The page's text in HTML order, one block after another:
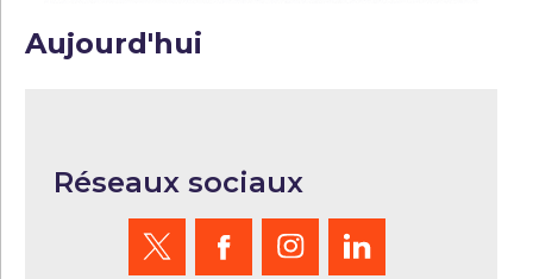
Aujourd'hui
Réseaux sociaux